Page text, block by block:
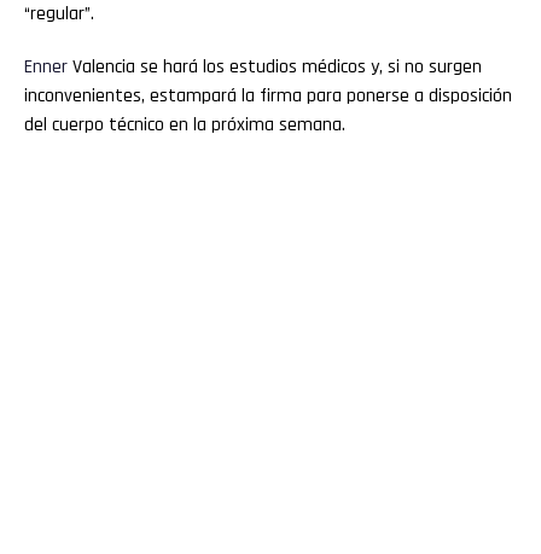
“regular”.
EnnerValencia se hará los estudios médicos y, si no surgen
inconvenientes, estampará la firma para ponerse a disposición
del cuerpo técnico en la próxima semana.